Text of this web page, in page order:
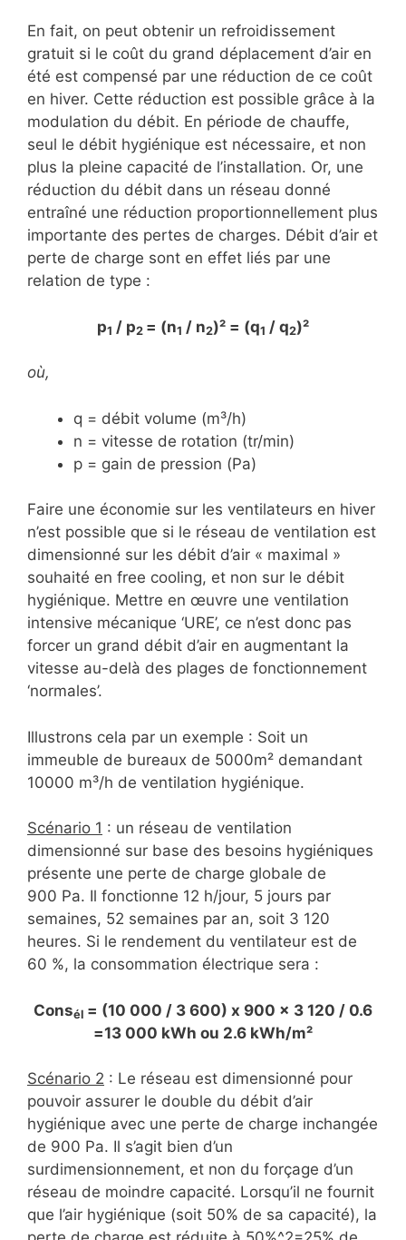
En fait, on peut obtenir un refroidissement
gratuit si le coût du grand déplacement d’air en
été est compensé par une réduction de ce coût
en hiver. Cette réduction est possible grâce à la
modulation du débit. En période de chauffe,
seul le débit hygiénique est nécessaire, et non
plus la pleine capacité de l’installation. Or, une
réduction du débit dans un réseau donné
entraîné une réduction proportionnellement plus
importante des pertes de charges. Débit d’air et
perte de charge sont en effet liés par une
relation de type :
p1 / p2 = (n1 / n2)² = (q1 / q2)²
où,
q = débit volume (m³/h)
n = vitesse de rotation (tr/min)
p = gain de pression (Pa)
Faire une économie sur les ventilateurs en hiver
n’est possible que si le réseau de ventilation est
dimensionné sur les débit d’air « maximal »
souhaité en free cooling, et non sur le débit
hygiénique. Mettre en œuvre une ventilation
intensive mécanique ‘URE’, ce n’est donc pas
forcer un grand débit d’air en augmentant la
vitesse au-delà des plages de fonctionnement
‘normales’.
Illustrons cela par un exemple : Soit un
immeuble de bureaux de 5000m² demandant
10000 m³/h de ventilation hygiénique.
Scénario 1 : un réseau de ventilation
dimensionné sur base des besoins hygiéniques
présente une perte de charge globale de
900 Pa. Il fonctionne 12 h/jour, 5 jours par
semaines, 52 semaines par an, soit 3 120
heures. Si le rendement du ventilateur est de
60 %, la consommation électrique sera :
Consél = (10 000 / 3 600) x 900 x 3 120 / 0.6
=13 000 kWh ou 2.6 kWh/m²
Scénario 2 : Le réseau est dimensionné pour
pouvoir assurer le double du débit d’air
hygiénique avec une perte de charge inchangée
de 900 Pa. Il s’agit bien d’un
surdimensionnement, et non du forçage d’un
réseau de moindre capacité. Lorsqu’il ne fournit
que l’air hygiénique (soit 50% de sa capacité), la